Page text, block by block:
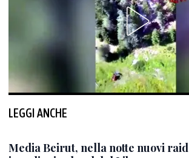
LEGGI ANCHE
Media Beirut, nella notte nuovi raid